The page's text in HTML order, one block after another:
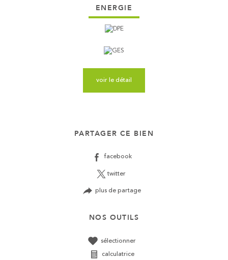
ENERGIE
voir le détail
PARTAGER CE BIEN
facebook
twitter
plus de partage
NOS OUTILS
sélectionner
calculatrice